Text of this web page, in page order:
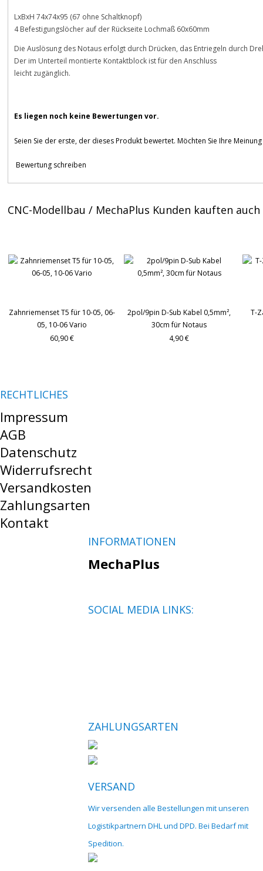
LxBxH 74x74x95 (67 ohne Schaltknopf)
4 Befestigungslöcher auf der Rückseite Lochmaß 60x60mm
Die Auslösung des Notaus erfolgt durch Drücken, das Entriegeln durch
Der im Unterteil montierte Kontaktblock ist für den Anschluss
leicht zugänglich.
Es liegen noch keine Bewertungen vor.
Seien Sie der erste, der dieses Produkt bewertet. Möchten Sie Ihre
Bewertung schreiben
CNC-Modellbau / MechaPlus Kunden kauften auch
Zahnriemenset T5 für 10-05, 06-
05, 10-06 Vario
60,90 €
2pol/9pin D-Sub Kabel 0,5mm²,
30cm für Notaus
4,90 €
T-
RECHTLICHES
Impressum
AGB
Datenschutz
Widerrufsrecht
Versandkosten
Zahlungsarten
Kontakt
INFORMATIONEN
MechaPlus
SOCIAL MEDIA LINKS:
ZAHLUNGSARTEN
VERSAND
Wir versenden alle Bestellungen mit unseren
Logistikpartnern DHL und DPD. Bei Bedarf mit
Spedition.